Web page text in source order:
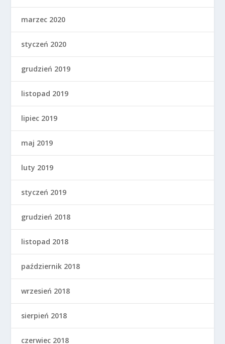
marzec 2020
styczeń 2020
grudzień 2019
listopad 2019
lipiec 2019
maj 2019
luty 2019
styczeń 2019
grudzień 2018
listopad 2018
październik 2018
wrzesień 2018
sierpień 2018
czerwiec 2018